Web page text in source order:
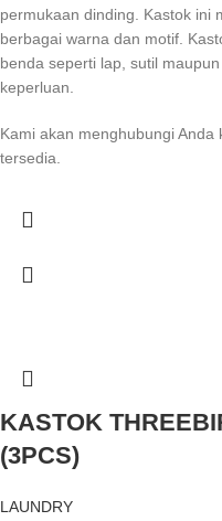
permukaan dinding. Kastok ini
berbagai warna dan motif.
benda seperti lap, sutil
keperluan.
Kami akan menghubungi
tersedia.
KASTOK
(3PCS)
LAUNDRY